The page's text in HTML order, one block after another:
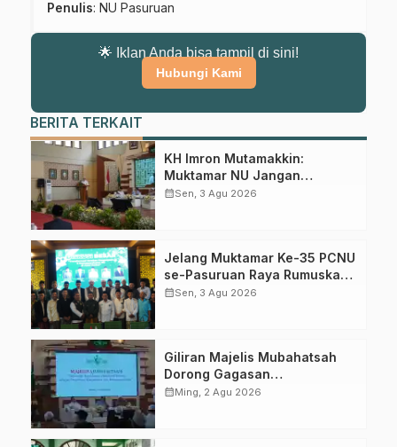
Gabung Channel WhatsApp NU
Dapatkan info kegiatan, kajian, dan berita terbaru langsung dari
sumber resmi NU Pasuruan.
Penulis: NU Pasuruan
🌟 Iklan Anda bisa tampil di sini!
Hubungi Kami
BERITA TERKAIT
KH Imron Mutamakkin:
Muktamar NU Jangan
Terjebak pada Perebutan
calendar_monthSen, 3 Agu 2026
Jelang Muktamar Ke-35 PCNU
se-Pasuruan Raya Rumuskan
Gagasan Transformasi
calendar_monthSen, 3 Agu 2026
Giliran Majelis Mubahatsah
Dorong Gagasan
Pelembagaan AHWA ke Forum
calendar_monthMing, 2 Agu 2026